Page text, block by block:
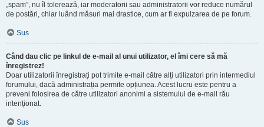
„spam”, nu îl tolerează, iar moderatorii sau administratorii vor reduce numărul
de postări, chiar luând măsuri mai drastice, cum ar fi expulzarea de pe forum.
Sus
Când dau clic pe linkul de e-mail al unui utilizator, el îmi cere să mă
înregistrez!
Doar utilizatorii înregistrați pot trimite e-mail către alți utilizatori prin intermediul
forumului, dacă administrația permite opțiunea. Acest lucru este pentru a
preveni folosirea de către utilizatori anonimi a sistemului de e-mail rău
intenționat.
Sus